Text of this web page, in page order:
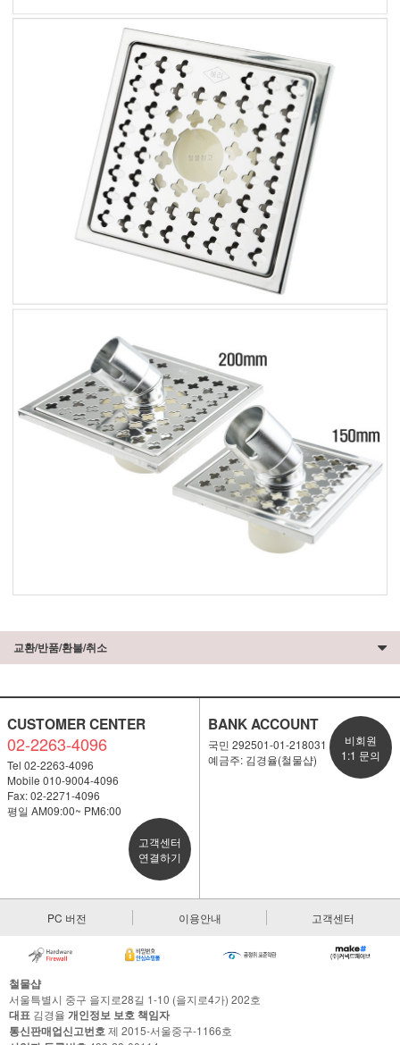
교환/반품/환불/취소
CUSTOMER CENTER
02-2263-4096
Tel 02-2263-4096
Mobile 010-9004-4096
Fax: 02-2271-4096
평일 AM09:00~ PM6:00
고객센터
연결하기
BANK ACCOUNT
국민 292501-01-218031
예금주: 김경율(철물샵)
비회원
1:1 문의
PC 버전 이용안내 고객센터
철물샵
서울특별시 중구 을지로28길 1-10 (을지로4가) 202호
대표 김경율 개인정보 보호 책임자
통신판매업신고번호제 2015-서울중구-1166호